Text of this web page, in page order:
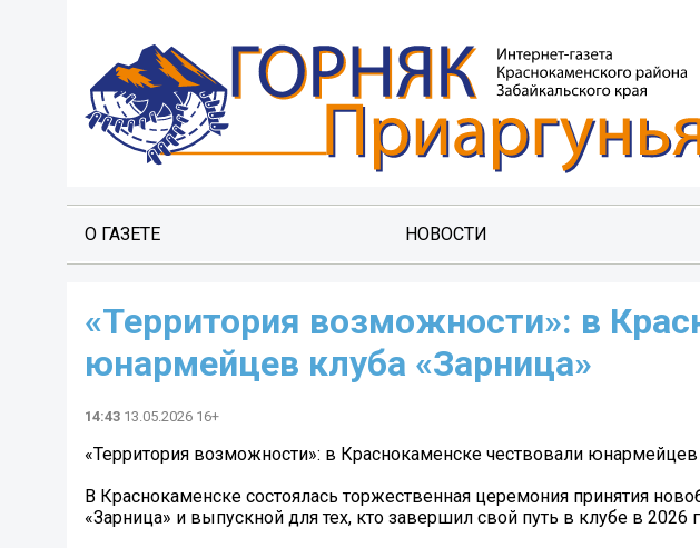
О ГАЗЕТЕ НОВОСТИ
«Территория возможности»: в
юнармейцев клуба «Зарница»
14:43 13.05.2026 16+
«Территория возможности»: в Краснокаменске чествовали юнармейцев
В Краснокаменске состоялась торжественная церемония принятия
«Зарница» и выпускной для тех, кто завершил свой путь в клубе в 2026